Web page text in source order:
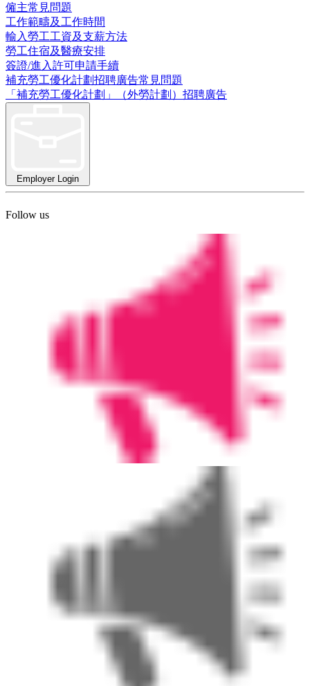
僱主常見問題
工作範疇及工作時間
輸入勞工工資及支薪方法
勞工住宿及醫療安排
簽證/進入許可申請手續
補充勞工優化計劃招聘廣告常見問題
「補充勞工優化計劃」（外勞計劃）招聘廣告
Employer Login
Follow us